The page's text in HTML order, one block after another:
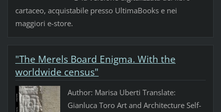
cartaceo, acquistabile presso UltimaBooks e nei
maggiori e-store.
"The Merels Board Enigma. With the
worldwide census"
Author: Marisa Uberti Translate:
Gianluca Toro Art and Architecture Self-